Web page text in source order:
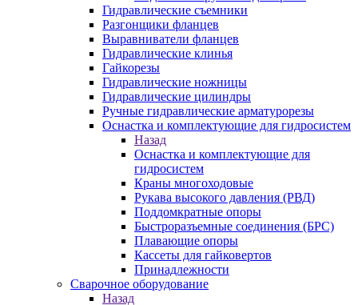
Гидравлические съемники
Разгонщики фланцев
Выравниватели фланцев
Гидравлические клинья
Гайкорезы
Гидравлические ножницы
Гидравлические цилиндры
Ручные гидравлические арматурорезы
Оснастка и комплектующие для гидросистем
Назад
Оснастка и комплектующие для
гидросистем
Краны многоходовые
Рукава высокого давления (РВД)
Поддомкратные опоры
Быстроразъемные соединения (БРС)
Плавающие опоры
Кассеты для гайковертов
Принадлежности
Сварочное оборудование
Назад